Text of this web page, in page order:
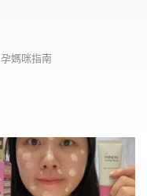
孕媽咪指南